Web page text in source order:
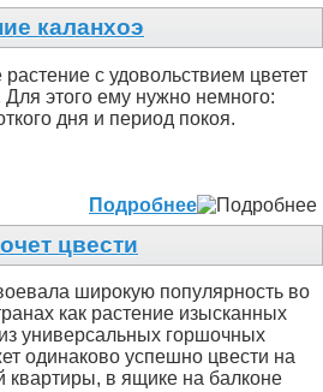
каланхоэ
с удовольствием цветет
Для этого ему нужно немного:
дня и период покоя.
Подробнее
цвести
широкую популярность во
как растение изысканных
универсальных горшочных
одинаково успешно цвести на
квартиры, в ящике на балконе